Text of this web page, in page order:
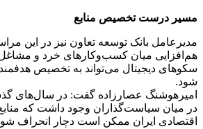
مسیر درست تخصیص منابع
مدیرعامل بانک توسعه تعاون نیز در این
هم‌افزایی میان کسب‌وکارهای خرد و مشاغل
سکوهای دیجیتال می‌تواند به تخصیص هدفمند
شود.
امیرهوشنگ عصارزاده گفت: در سال‌های
در میان سیاست‌گذاران وجود داشت که
اقتصادی ایران ممکن است دچار انحراف